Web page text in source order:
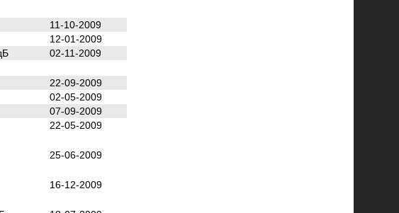
11-10-2009
12-01-2009
02-11-2009
22-09-2009
02-05-2009
07-09-2009
22-05-2009
25-06-2009
16-12-2009